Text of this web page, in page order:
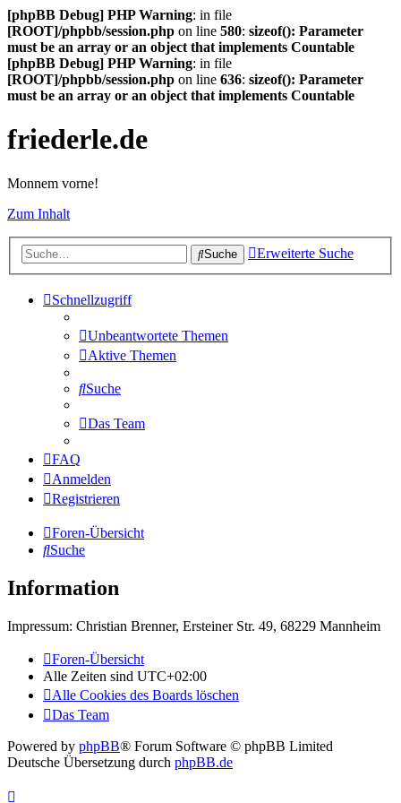
[phpBB Debug] PHP Warning: in file
[ROOT]/phpbb/session.php on line 580: sizeof(): Parameter
must be an array or an object that implements Countable
[phpBB Debug] PHP Warning: in file
[ROOT]/phpbb/session.php on line 636: sizeof(): Parameter
must be an array or an object that implements Countable
friederle.de
Monnem vorne!
Zum Inhalt
Suche Erweiterte Suche
Schnellzugriff
Unbeantwortete Themen
Aktive Themen
Suche
Das Team
FAQ
Anmelden
Registrieren
Foren-Übersicht
Suche
Information
Impressum: Christian Brenner, Ersteiner Str. 49, 68229 Mannheim
Foren-Übersicht
Alle Zeiten sind UTC+02:00
Alle Cookies des Boards löschen
Das Team
Powered by phpBB® Forum Software © phpBB Limited
Deutsche Übersetzung durch phpBB.de